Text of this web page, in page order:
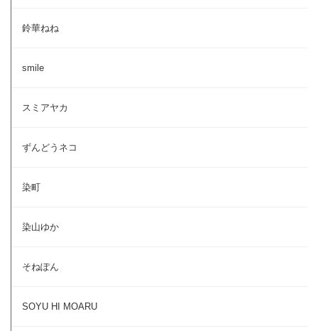
鈴華ねね
smile
スミアヤカ
ずんどうネコ
染町
染山ゆか
そねぽん
SOYU HI MOARU